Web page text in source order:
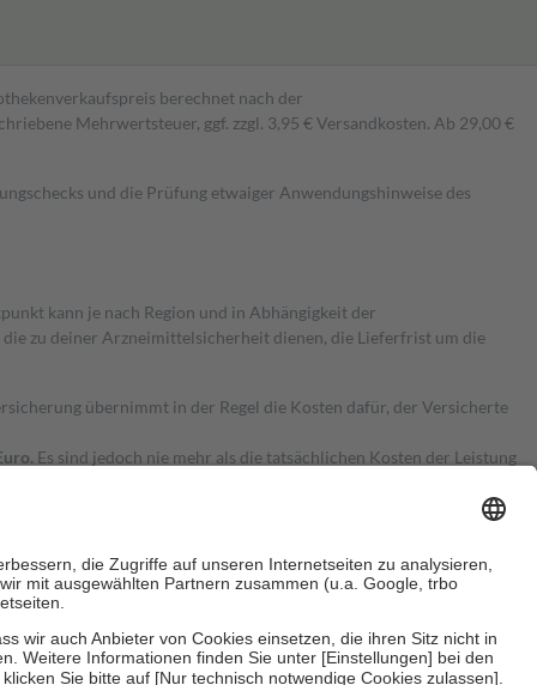
berechnet nach der
Mehrwertsteuer, ggf. zzgl. 3,95 € Versandkosten. Ab 29,00 €
und die Prüfung etwaiger Anwendungshinweise des
kann je nach Region und in Abhängigkeit der
zu deiner Arzneimittelsicherheit dienen, die Lieferfrist um die
übernimmt in der Regel die Kosten dafür, der Versicherte
Es sind jedoch nie mehr als die tatsächlichen Kosten der Leistung
Zuzahlungen an bei: